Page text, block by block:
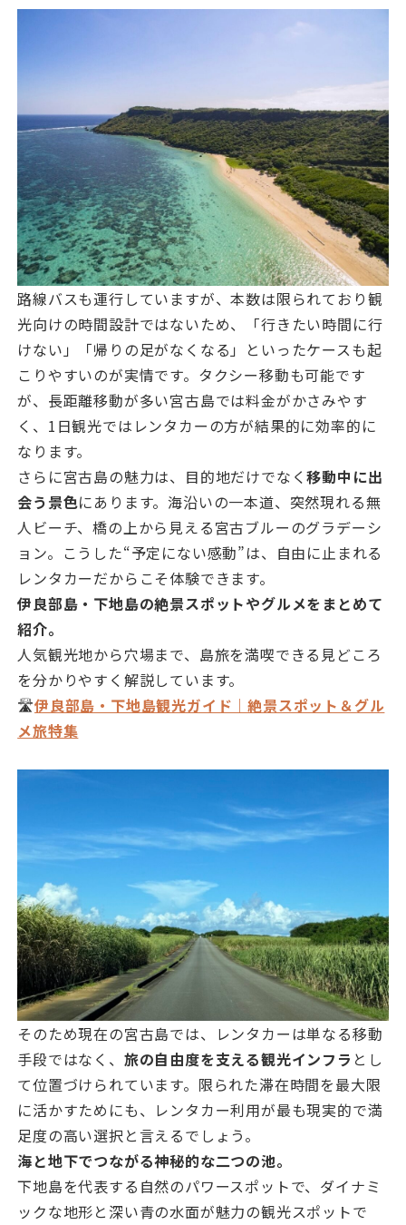
路線バスも運行していますが、本数は限られており観
光向けの時間設計ではないため、「行きたい時間に行
けない」「帰りの足がなくなる」といったケースも起
こりやすいのが実情です。タクシー移動も可能です
が、長距離移動が多い宮古島では料金がかさみやす
く、1日観光ではレンタカーの方が結果的に効率的に
なります。
さらに宮古島の魅力は、目的地だけでなく移動中に出
会う景色にあります。海沿いの一本道、突然現れる無
人ビーチ、橋の上から見える宮古ブルーのグラデーシ
ョン。こうした“予定にない感動”は、自由に止まれる
レンタカーだからこそ体験できます。
伊良部島・下地島の絶景スポットやグルメをまとめて
紹介。
人気観光地から穴場まで、島旅を満喫できる見どころ
を分かりやすく解説しています。
🛣️伊良部島・下地島観光ガイド｜絶景スポット＆グル
メ旅特集
そのため現在の宮古島では、レンタカーは単なる移動
手段ではなく、 旅の自由度を支える観光インフラ とし
て位置づけられています。限られた滞在時間を最大限
に活かすためにも、レンタカー利用が最も現実的で満
足度の高い選択と言えるでしょう。
海と地下でつながる神秘的な二つの池。
下地島を代表する自然のパワースポットで、ダイナミ
ックな地形と深い青の水面が魅力の観光スポットで